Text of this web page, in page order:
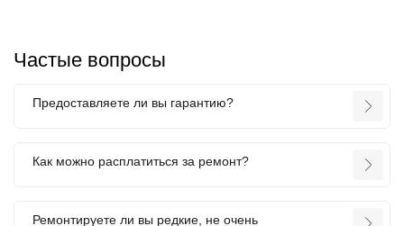
Частые вопросы
Предоставляете ли вы гарантию?
Как можно расплатиться за ремонт?
Ремонтируете ли вы редкие, не очень